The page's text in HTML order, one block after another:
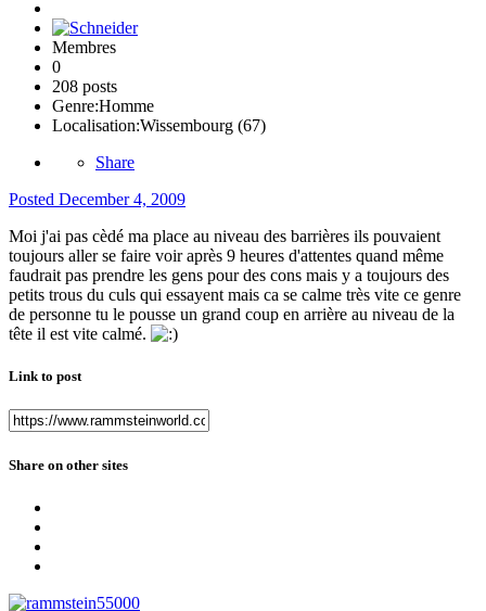
Membres
0
208 posts
Genre:Homme
Localisation:Wissembourg (67)
Share
Posted December 4, 2009
Moi j'ai pas cèdé ma place au niveau des barrières ils pouvaient
toujours aller se faire voir après 9 heures d'attentes quand même
faudrait pas prendre les gens pour des cons mais y a toujours des
petits trous du culs qui essayent mais ca se calme très vite ce genre
de personne tu le pousse un grand coup en arrière au niveau de la
tête il est vite calmé.
Link to post
Share on other sites